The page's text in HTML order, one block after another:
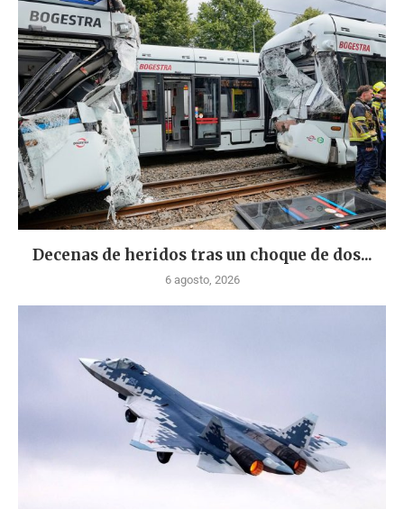
Decenas de heridos tras un choque de dos...
6 agosto, 2026